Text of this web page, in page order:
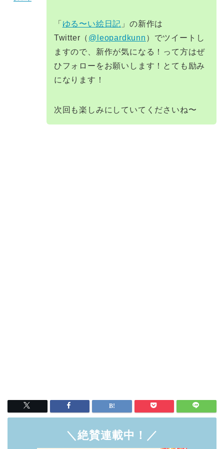
「 ゆる〜い絵日記 」の新作は
Twitter（ @leopardkunn ）でツイートし
ますので、新作が気になる！って方はぜ
ひフォローをお願いします！とても励み
になります！
次回も楽しみにしていてくださいね〜
＼絶賛連載中！／